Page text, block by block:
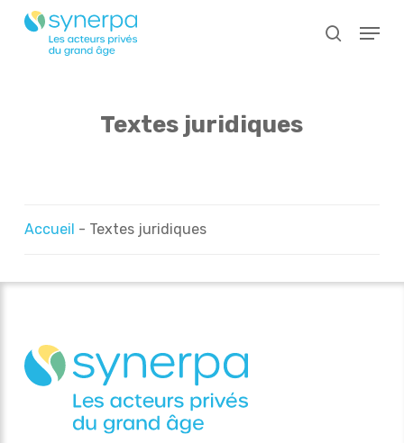
search
Menu
Textes juridiques
Accueil - Textes juridiques